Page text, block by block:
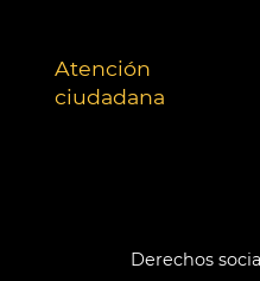
Atención
ciudadana
Derechos